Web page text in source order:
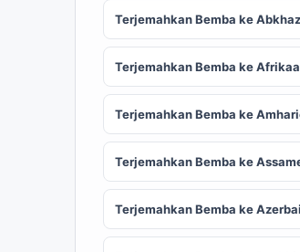
Terjemahkan Bemba ke Abkhaz
Terjemahkan Bemba ke
Terjemahkan Bemba ke
Terjemahkan Bemba ke
Terjemahkan Bemba ke